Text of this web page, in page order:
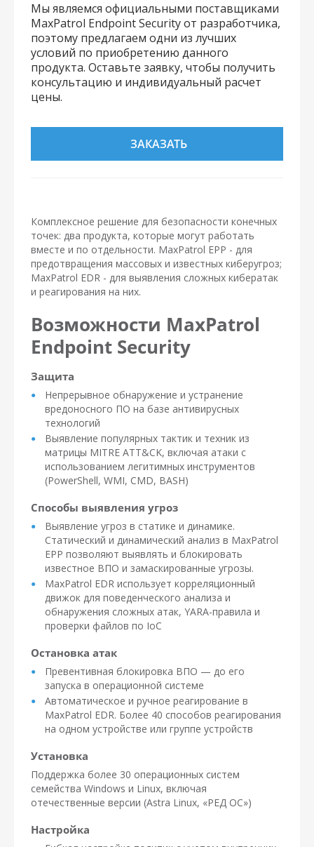
Мы являемся официальными поставщиками
MaxPatrol Endpoint Security от разработчика,
поэтому предлагаем одни из лучших
условий по приобретению данного
продукта. Оставьте заявку, чтобы получить
консультацию и индивидуальный расчет
цены.
ЗАКАЗАТЬ
Комплексное решение для безопасности конечных
точек: два продукта, которые могут работать
вместе и по отдельности. MaxPatrol EPP - для
предотвращения массовых и известных киберугроз;
MaxPatrol EDR - для выявления сложных кибератак
и реагирования на них.
Возможности MaxPatrol
Endpoint Security
Защита
Непрерывное обнаружение и устранение
вредоносного ПО на базе антивирусных
технологий
Выявление популярных тактик и техник из
матрицы MITRE ATT&CK, включая атаки с
использованием легитимных инструментов
(PowerShell, WMI, CMD, BASH)
Способы выявления угроз
Выявление угроз в статике и динамике.
Статический и динамический анализ в MaxPatrol
EPP позволяют выявлять и блокировать
известное ВПО и замаскированные угрозы.
MaxPatrol EDR использует корреляционный
движок для поведенческого анализа и
обнаружения сложных атак, YARA-правила и
проверки файлов по IoC
Остановка атак
Превентивная блокировка ВПО — до его
запуска в операционной системе
Автоматическое и ручное реагирование в
MaxPatrol EDR. Более 40 способов реагирования
на одном устройстве или группе устройств
Установка
Поддержка более 30 операционных систем
семейства Windows и Linux, включая
отечественные версии (Astra Linux, «РЕД ОС»)
Настройка